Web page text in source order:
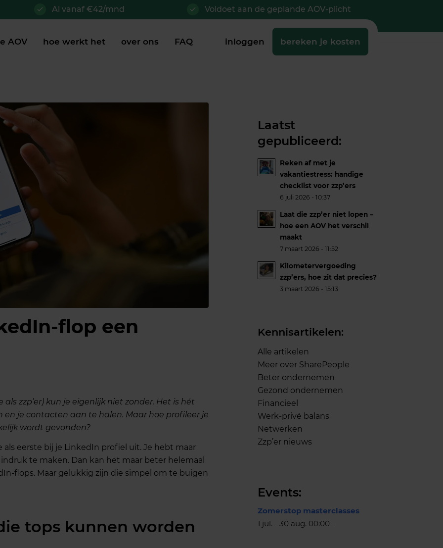
Al vanaf €42/mnd Voldoet aan de geplande AOV-plicht
AOV hoe werkt het over ons FAQ inloggen bereken je kosten
flop een
zzp’er) kun je eigenlijk niet zonder. Het is hét
en je contacten aan te halen. Maar hoe profileer je
wordt gevonden?
eerste bij je LinkedIn profiel uit. Je hebt maar
te maken. Dan kan het maar beter helemaal
flops. Maar gelukkig zijn die simpel om te buigen
tops kunnen worden
Laatst
gepubliceerd:
Reken af met je
vakantiestress: handige
checklist voor zzp’ers
6 juli 2026 - 10:37
Laat die zzp’er niet lopen –
hoe een AOV het verschil
maakt
7 maart 2026 - 11:52
Kilometervergoeding
zzp’ers, hoe zit dat precies?
3 maart 2026 - 15:13
Kennisartikelen:
Alle artikelen
Meer over SharePeople
Beter ondernemen
Gezond ondernemen
Financieel
Werk-privé balans
Netwerken
Zzp’er nieuws
Events:
Zomerstop masterclasses
1 jul. - 30 aug. 00:00 -